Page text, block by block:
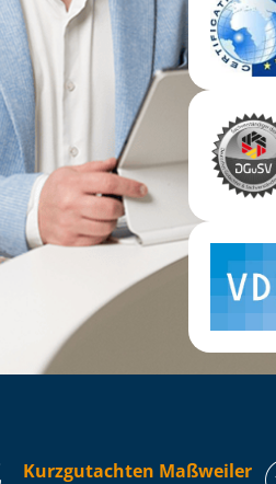
Kurzgutachten Maßweiler